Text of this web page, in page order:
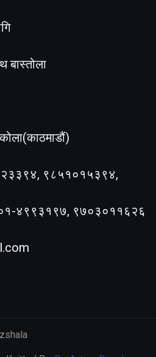
बास्तोला
९८५१०१५३९४,
: ०१-४९९३१९७, ९७०३०११६२६